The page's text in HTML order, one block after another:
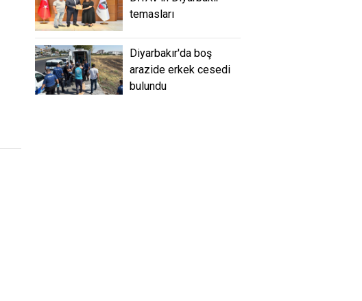
temasları
Diyarbakır'da boş
arazide erkek cesedi
bulundu